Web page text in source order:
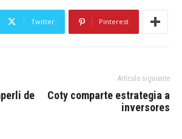
Twitter Pinterest
de
Artículo siguiente
Coty comparte estrategia a
inversores